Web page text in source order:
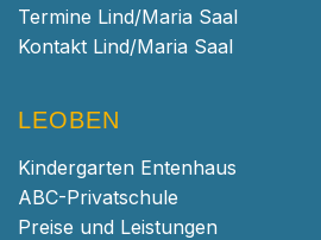
Termine Lind/Maria Saal
Kontakt Lind/Maria Saal
LEOBEN
Kindergarten Entenhaus
ABC-Privatschule
Preise und Leistungen